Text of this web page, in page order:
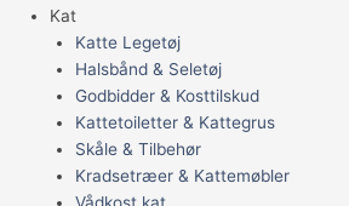
Kat
Katte Legetøj
Halsbånd & Seletøj
Godbidder & Kosttilskud
Kattetoiletter & Kattegrus
Skåle & Tilbehør
Kradsetræer & Kattemøbler
Vådkost kat